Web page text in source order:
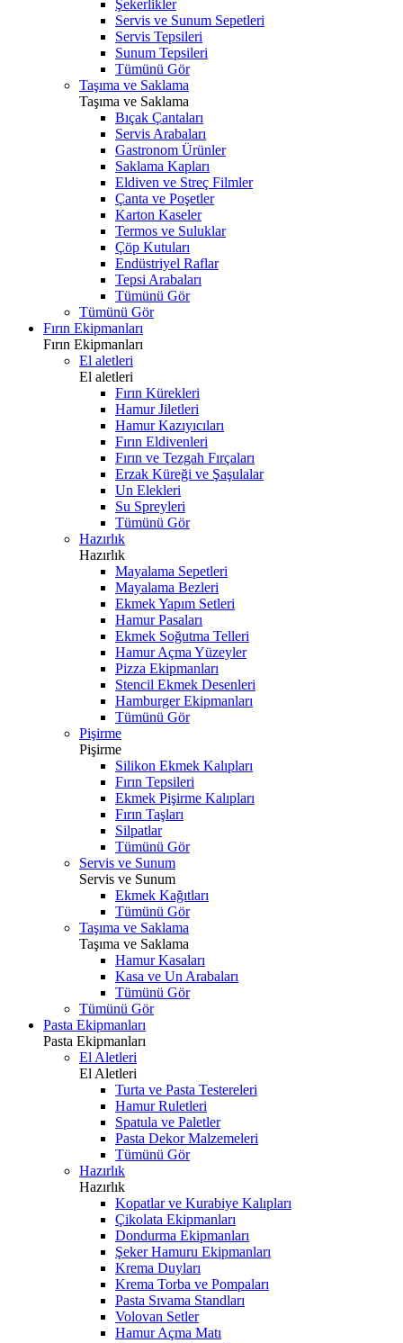
Şekerlikler
Servis ve Sunum Sepetleri
Servis Tepsileri
Sunum Tepsileri
Tümünü Gör
Taşıma ve Saklama
Taşıma ve Saklama
Bıçak Çantaları
Servis Arabaları
Gastronom Ürünler
Saklama Kapları
Eldiven ve Streç Filmler
Çanta ve Poşetler
Karton Kaseler
Termos ve Suluklar
Çöp Kutuları
Endüstriyel Raflar
Tepsi Arabaları
Tümünü Gör
Tümünü Gör
Fırın Ekipmanları
Fırın Ekipmanları
El aletleri
El aletleri
Fırın Kürekleri
Hamur Jiletleri
Hamur Kazıyıcıları
Fırın Eldivenleri
Fırın ve Tezgah Fırçaları
Erzak Küreği ve Şaşulalar
Un Elekleri
Su Spreyleri
Tümünü Gör
Hazırlık
Hazırlık
Mayalama Sepetleri
Mayalama Bezleri
Ekmek Yapım Setleri
Hamur Pasaları
Ekmek Soğutma Telleri
Hamur Açma Yüzeyler
Pizza Ekipmanları
Stencil Ekmek Desenleri
Hamburger Ekipmanları
Tümünü Gör
Pişirme
Pişirme
Silikon Ekmek Kalıpları
Fırın Tepsileri
Ekmek Pişirme Kalıpları
Fırın Taşları
Silpatlar
Tümünü Gör
Servis ve Sunum
Servis ve Sunum
Ekmek Kağıtları
Tümünü Gör
Taşıma ve Saklama
Taşıma ve Saklama
Hamur Kasaları
Kasa ve Un Arabaları
Tümünü Gör
Tümünü Gör
Pasta Ekipmanları
Pasta Ekipmanları
El Aletleri
El Aletleri
Turta ve Pasta Testereleri
Hamur Ruletleri
Spatula ve Paletler
Pasta Dekor Malzemeleri
Tümünü Gör
Hazırlık
Hazırlık
Kopatlar ve Kurabiye Kalıpları
Çikolata Ekipmanları
Dondurma Ekipmanları
Şeker Hamuru Ekipmanları
Krema Duyları
Krema Torba ve Pompaları
Pasta Sıvama Standları
Volovan Setler
Hamur Açma Matı